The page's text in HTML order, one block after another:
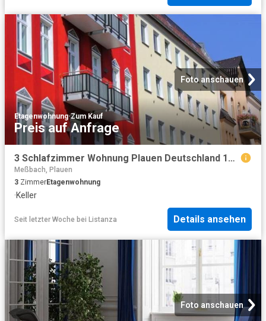
Foto anschauen
Etagenwohnung·Zum Kauf
Preis auf Anfrage
3 Schlafzimmer Wohnung Plauen Deutschland 104436010
Meßbach, Plauen
3 ZimmerEtagenwohnung
·Keller
Seit letzter Woche bei Listanza Details ansehen
Foto anschauen